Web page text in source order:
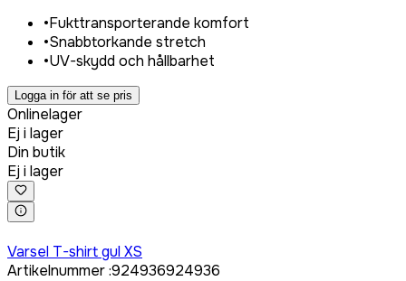
•Fukttransporterande komfort
•Snabbtorkande stretch
•UV-skydd och hållbarhet
Logga in för att se pris
Onlinelager
Ej i lager
Din butik
Ej i lager
Varsel T-shirt gul XS
Artikelnummer:924936924936